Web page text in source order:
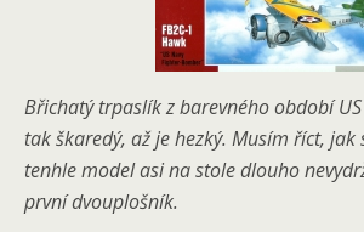
Břichatý trpaslík z barevného období US
tak škaredý, až je hezký. Musím říct, jak
tenhle model asi na stole dlouho
první dvouplošník.